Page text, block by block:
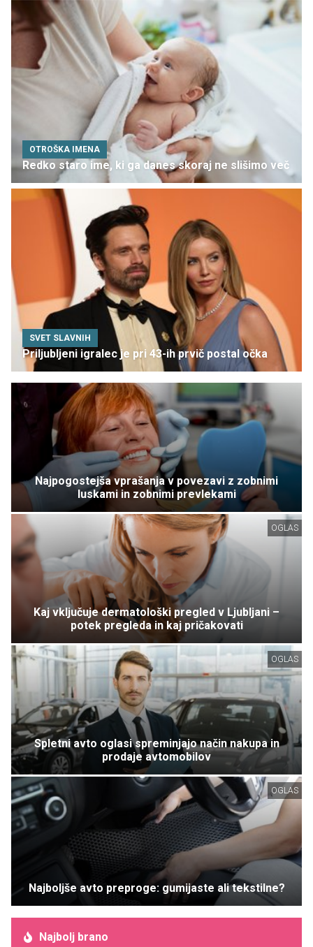
OTROŠKA IMENA
Redko staro ime, ki ga danes skoraj ne slišimo več
SVET SLAVNIH
Priljubljeni igralec je pri 43-ih prvič postal očka
Najpogostejša vprašanja v povezavi z zobnimi
luskami in zobnimi prevlekami
OGLAS
Kaj vključuje dermatološki pregled v Ljubljani –
potek pregleda in kaj pričakovati
OGLAS
Spletni avto oglasi spreminjajo način nakupa in
prodaje avtomobilov
OGLAS
Najboljše avto preproge: gumijaste ali tekstilne?
Najbolj brano